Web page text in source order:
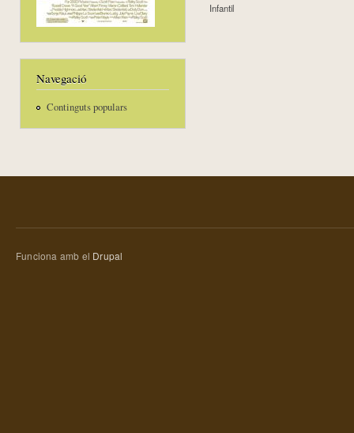
Navegació
Continguts populars
Infantil
Funciona amb el Drupal